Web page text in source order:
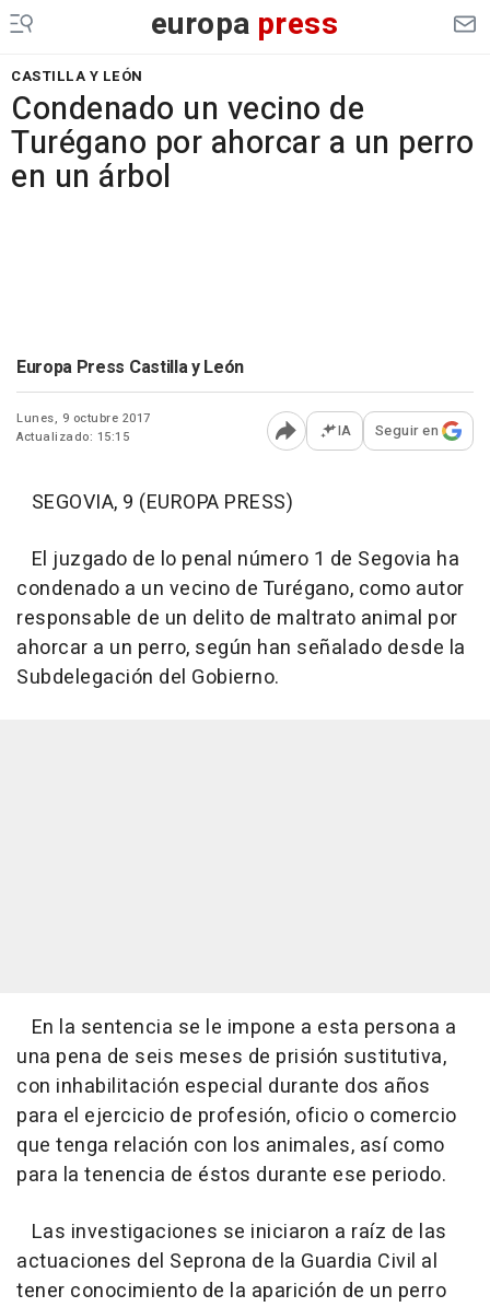
europa press
CASTILLA Y LEÓN
Condenado un vecino de
Turégano por ahorcar a un perro
en un árbol
Europa Press Castilla y León
Lunes, 9 octubre 2017
Actualizado: 15:15
Abrir opciones para
IA Seguir en
SEGOVIA, 9 (EUROPA PRESS)
El juzgado de lo penal número 1 de Segovia ha
condenado a un vecino de Turégano, como autor
responsable de un delito de maltrato animal por
ahorcar a un perro, según han señalado desde la
Subdelegación del Gobierno.
En la sentencia se le impone a esta persona a
una pena de seis meses de prisión sustitutiva,
con inhabilitación especial durante dos años
para el ejercicio de profesión, oficio o comercio
que tenga relación con los animales, así como
para la tenencia de éstos durante ese periodo.
Las investigaciones se iniciaron a raíz de las
actuaciones del Seprona de la Guardia Civil al
tener conocimiento de la aparición de un perro